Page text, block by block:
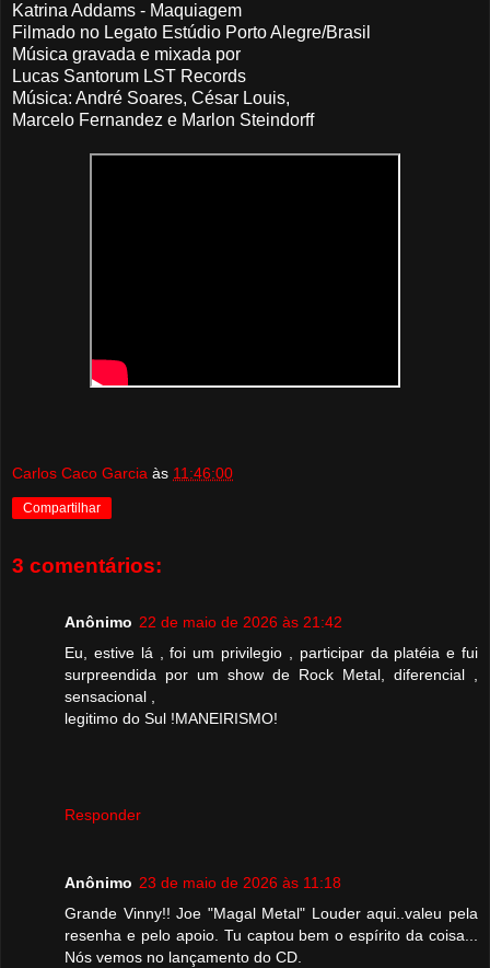
Katrina Addams - Maquiagem
Filmado no Legato Estúdio Porto Alegre/Brasil
Música gravada e mixada por
Lucas Santorum LST Records
Música: André Soares, César Louis,
Marcelo Fernandez e Marlon Steindorff
Carlos Caco Garcia às 11:46:00
Compartilhar
3 comentários:
Anônimo 22 de maio de 2026 às 21:42
Eu, estive lá , foi um privilegio , participar da platéia e fui
surpreendida por um show de Rock Metal, diferencial ,
sensacional ,
legitimo do Sul !MANEIRISMO!
Responder
Anônimo 23 de maio de 2026 às 11:18
Grande Vinny!! Joe "Magal Metal" Louder aqui..valeu pela
resenha e pelo apoio. Tu captou bem o espírito da coisa...
Nós vemos no lançamento do CD.